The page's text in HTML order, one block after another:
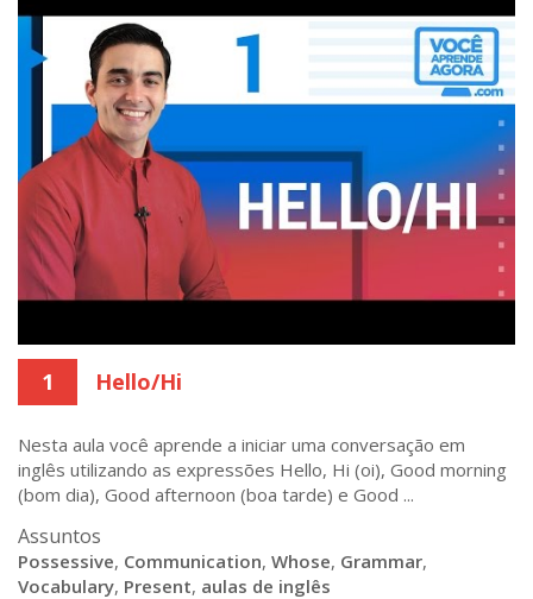
1 Hello/Hi
Nesta aula você aprende a iniciar uma conversação em
inglês utilizando as expressões Hello, Hi (oi), Good morning
(bom dia), Good afternoon (boa tarde) e Good ...
Assuntos
Possessive, Communication, Whose, Grammar,
Vocabulary, Present, aulas de inglês